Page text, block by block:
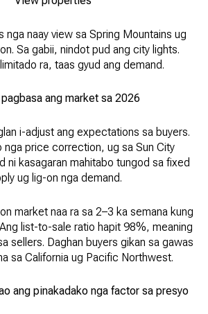
nga naay view sa Spring Mountains ug
Sa gabii, nindot pud ang city lights.
ra, taas gyud ang demand.
ang market sa 2026
i-adjust ang expectations sa buyers.
nga price correction, ug sa Sun City
ni kasagaran mahitabo tungod sa fixed
ug lig-on nga demand.
market naa ra sa 2–3 ka semana kung
list-to-sale ratio hapit 98%, meaning
sellers. Daghan buyers gikan sa gawas
sa California ug Pacific Northwest.
ang pinakadako nga factor sa presyo